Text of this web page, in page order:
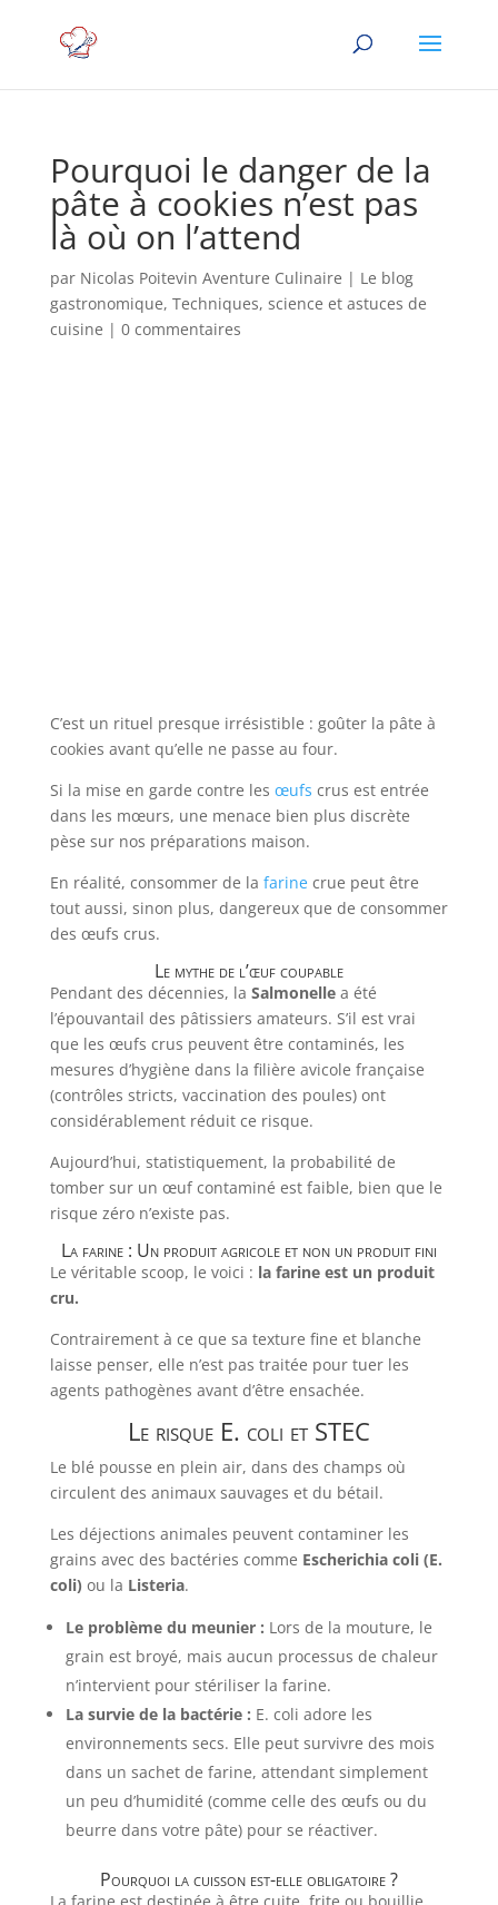
Pourquoi le danger de la
pâte à cookies n’est pas
là où on l’attend
par Nicolas Poitevin Aventure Culinaire | Le blog
gastronomique, Techniques, science et astuces de
cuisine | 0 commentaires
C’est un rituel presque irrésistible : goûter la pâte à
cookies avant qu’elle ne passe au four.
Si la mise en garde contre les œufs crus est entrée
dans les mœurs, une menace bien plus discrète
pèse sur nos préparations maison.
En réalité, consommer de la farinecrue peut être
tout aussi, sinon plus, dangereux que de consommer
des œufs crus.
Le mythe de l’œuf coupable
Pendant des décennies, la Salmonellea été
l’épouvantail des pâtissiers amateurs. S’il est vrai
que les œufs crus peuvent être contaminés, les
mesures d’hygiène dans la filière avicole française
(contrôles stricts, vaccination des poules) ont
considérablement réduit ce risque.
Aujourd’hui, statistiquement, la probabilité de
tomber sur un œuf contaminé est faible, bien que le
risque zéro n’existe pas.
La farine : Un produit agricole et non un produit fini
Le véritable scoop, le voici : la farine est un produit
cru.
Contrairement à ce que sa texture fine et blanche
laisse penser, elle n’est pas traitée pour tuer les
agents pathogènes avant d’être ensachée.
Le risque E. coli et STEC
Le blé pousse en plein air, dans des champs où
circulent des animaux sauvages et du bétail.
Les déjections animales peuvent contaminer les
grains avec des bactéries comme Escherichia coli (E.
coli) ou la Listeria.
Le problème du meunier : Lors de la mouture, le
grain est broyé, mais aucun processus de chaleur
n’intervient pour stériliser la farine.
La survie de la bactérie : E. coli adore les
environnements secs. Elle peut survivre des mois
dans un sachet de farine, attendant simplement
un peu d’humidité (comme celle des œufs ou du
beurre dans votre pâte) pour se réactiver.
Pourquoi la cuisson est-elle obligatoire ?